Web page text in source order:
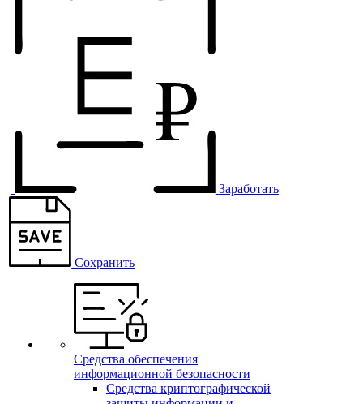
Заработать
Сохранить
Средства обеспечения
информационной безопасности
Средства криптографической